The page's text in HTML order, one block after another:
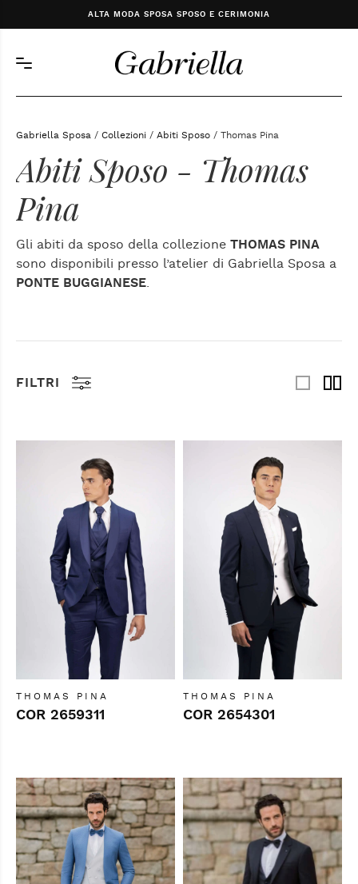
ALTA MODA SPOSA SPOSO E CERIMONIA
Gabriella Sposa / Collezioni / Abiti Sposo / Thomas Pina
Abiti Sposo - Thomas
Pina
Gli abiti da sposo della collezione THOMAS PINA
sono disponibili presso l’atelier di Gabriella Sposa a
PONTE BUGGIANESE
FILTRI
THOMAS PINA
COR 2659311
THOMAS PINA
COR 2654301